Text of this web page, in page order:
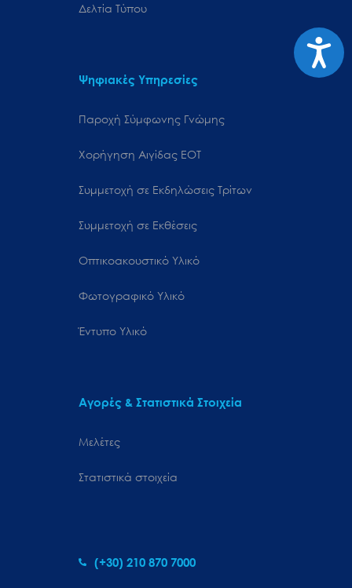
Δελτία Τύπου
Ψηφιακές Υπηρεσίες
Παροχή Σύμφωνης Γνώμης
Χορήγηση Αιγίδας ΕΟΤ
Συμμετοχή σε Εκδηλώσεις Τρίτων
Συμμετοχή σε Εκθέσεις
Οπτικοακουστικό Υλικό
Φωτογραφικό Υλικό
Έντυπο Υλικό
Αγορές & Στατιστικά Στοιχεία
Μελέτες
Στατιστικά στοιχεία
(+30) 210 870 7000